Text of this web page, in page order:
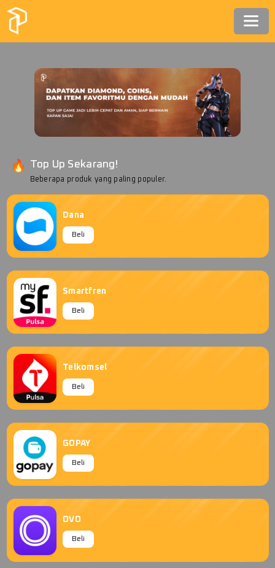
Top Up Sekarang!
Beberapa produk yang paling populer.
Dana
Beli
Smartfren
Beli
Telkomsel
Beli
GOPAY
Beli
OVO
Beli